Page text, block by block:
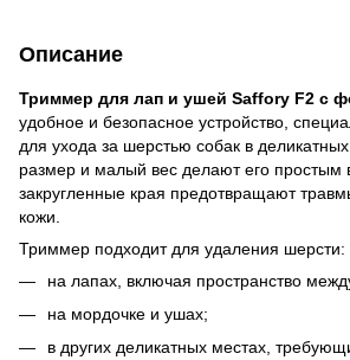
Описание
Триммер для лап и ушей Saffory F2 с
удобное и безопасное устройство,
для ухода за шерстью собак в
размер и малый вес делают его простым
закругленные края предотвращают
кожи.
Триммер подходит для удаления шерсти:
на лапах, включая пространство
на мордочке и ушах;
в других деликатных местах,